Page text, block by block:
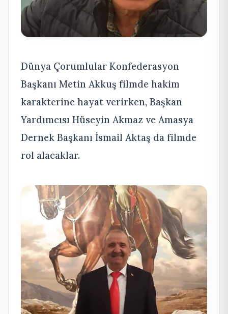
Dünya Çorumlular Konfederasyon
Başkanı Metin Akkuş filmde hakim
karakterine hayat verirken, Başkan
Yardımcısı Hüseyin Akmaz ve Amasya
Dernek Başkanı İsmail Aktaş da filmde
rol alacaklar.